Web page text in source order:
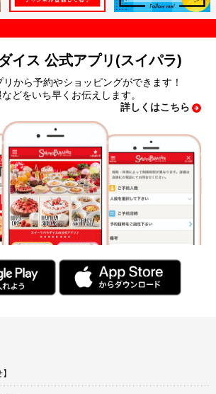
イス 公式アプリ(スイパラ)
から予約やショッピングができます！
どをいち早くお伝えします。
詳しくはこちら